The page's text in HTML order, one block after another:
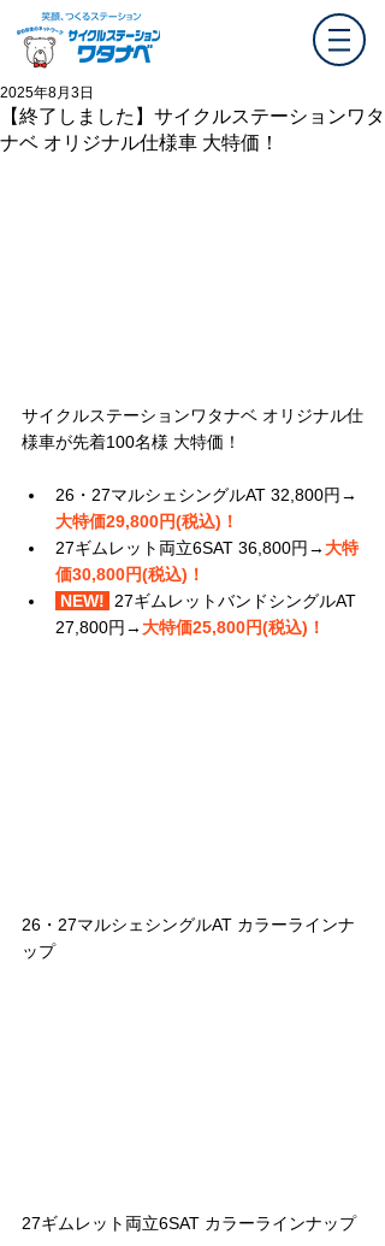
【終了しました】サイクルステーションワタ
ナベ オリジナル仕様車 大特価！
2025年8月3日
サイクルステーションワタナベ オリジナル仕
様車が先着100名様 大特価！
26・27マルシェシングルAT 32,800円→
大特価29,800円(税込)！
27ギムレット両立6SAT 36,800円→ 大特
価30,800円(税込) ！
NEW!
27ギムレットバンドシングルAT
27,800円→ 大特価25,800円(税込)！
26・27マルシェシングルAT カラーラインナ
ップ
27ギムレット両立6SAT カラーラインナップ